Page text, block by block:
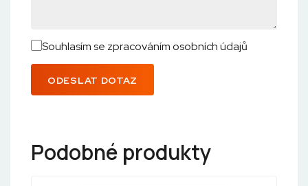
Souhlasím se zpracováním osobních údajů
ODESLAT DOTAZ
Podobné produkty